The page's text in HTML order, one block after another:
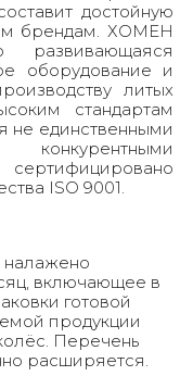
достойную
брендам. ХОМЕН
оборудование и
литых
стандартам
не единственными
сертифицировано
ISO 9001.
налажено
включающее в
готовой
продукции
Перечень
расширяется.